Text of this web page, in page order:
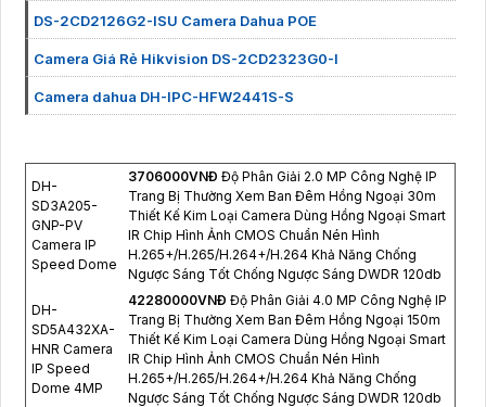
DS-2CD2126G2-ISU Camera Dahua POE
Camera Giá Rẻ Hikvision DS-2CD2323G0-I
Camera dahua DH-IPC-HFW2441S-S
DH-
SD3A205-
GNP-PV
Camera IP
Speed Dome
3706000VNÐ Độ Phân Giải 2.0 MP Công Nghệ IP
Trang Bị Thường Xem Ban Đêm Hồng Ngoại 30m
Thiết Kế Kim Loại Camera Dùng Hồng Ngoại Smart
IR Chip Hình Ảnh CMOS Chuẩn Nén Hình
H.265+/H.265/H.264+/H.264 Khả Năng Chống
Ngược Sáng Tốt Chống Ngược Sáng DWDR 120db
DH-
SD5A432XA-
HNR Camera
IP Speed
Dome 4MP
42280000VNÐ Độ Phân Giải 4.0 MP Công Nghệ IP
Trang Bị Thường Xem Ban Đêm Hồng Ngoại 150m
Thiết Kế Kim Loại Camera Dùng Hồng Ngoại Smart
IR Chip Hình Ảnh CMOS Chuẩn Nén Hình
H.265+/H.265/H.264+/H.264 Khả Năng Chống
Ngược Sáng Tốt Chống Ngược Sáng DWDR 120db